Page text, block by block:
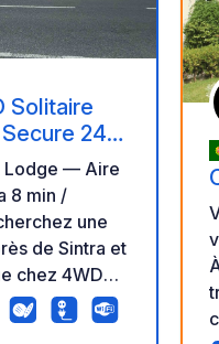
Solitaire
24/7
/ 23 min
Lodge — Aire
8 min /
de Sintra et
chez 4WD
de 15 000
70+